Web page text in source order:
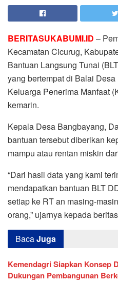
BERITASUKABUMI.ID –
Kecamatan Cicurug,
Bantuan Langsung Tunai
yang bertempat di Balai
Keluarga Penerima Manfaat
kemarin.
Kepala Desa Bangbayang,
bantuan tersebut diberikan
mampu atau rentan miskin
“Dari hasil data yang kami
mendapatkan bantuan BLT
setiap ke RT an masing-
orang,” ujarnya kepada
BacaJuga
Kemendagri Siapkan Konsep
Dukungan Pembangunan